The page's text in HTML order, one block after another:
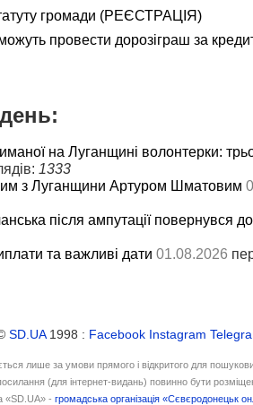
громади (РЕЄСТРАЦІЯ)
провести дорозіграш за
на Луганщині волонтерки:
1333
з Луганщини Артуром Шматовим
після ампутації повернувся
та важливі дати 01.08.2026
SD.UA1998 : Facebook Instagram
лише за умови прямого і відкритого для
(для інтернет-видань) повинно бути
«SD.UA» - громадська організація «Сєвєродонецьк